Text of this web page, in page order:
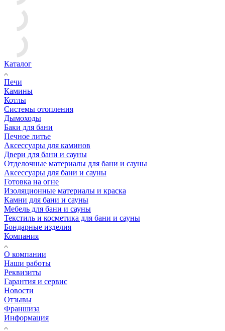
Каталог
Печи
Камины
Котлы
Системы отопления
Дымоходы
Баки для бани
Печное литье
Аксессуары для каминов
Двери для бани и сауны
Отделочные материалы для бани и сауны
Аксессуары для бани и сауны
Готовка на огне
Изоляционные материалы и краска
Камни для бани и сауны
Мебель для бани и сауны
Текстиль и косметика для бани и сауны
Бондарные изделия
Компания
О компании
Наши работы
Реквизиты
Гарантия и сервис
Новости
Отзывы
Франшиза
Информация